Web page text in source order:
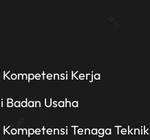
Kerja
Badan Usaha
Tenaga Teknik